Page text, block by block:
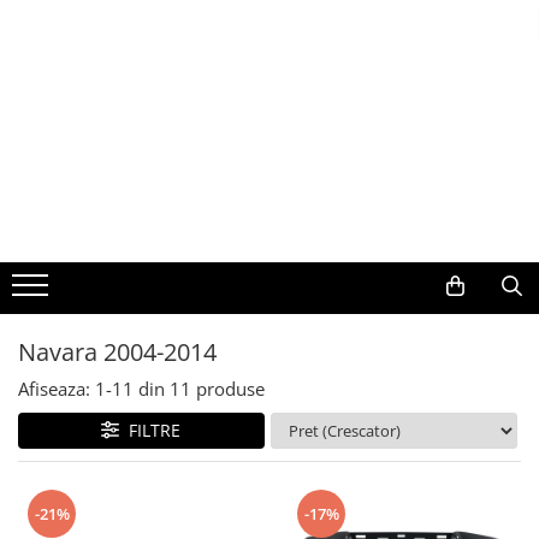
Volkswagen
Audi
Mercedes Benz
Ford
Skoda
Navara 2004-2014
Afiseaza: 1-11 din 11 produse
FILTRE
-21% -17%